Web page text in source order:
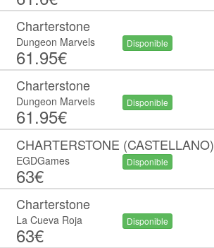
Charterstone
Dungeon Marvels
61.95€
Disponible
Charterstone
Dungeon Marvels
61.95€
Disponible
CHARTERSTONE (CASTELLANO)
EGDGames
63€
Disponible
Charterstone
La Cueva Roja
63€
Disponible